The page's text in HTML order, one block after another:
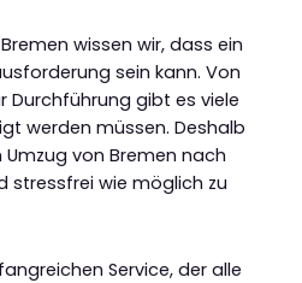
wissen wir, dass ein
sein kann. Von
Durchführung gibt es viele
werden müssen. Deshalb
von Bremen nach
stressfrei wie möglich zu
Service, der alle